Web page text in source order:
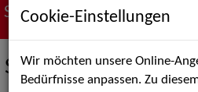
Suche nach Künstler*innen
Sophie Köster
Cookie-Einstellungen
Wir möchten unsere Online-
Bedürfnisse anpassen. Zu